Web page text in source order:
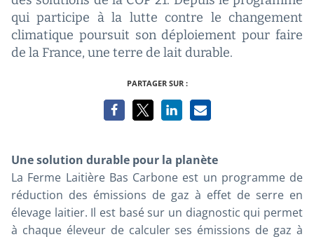
qui participe à la lutte contre le changement
climatique poursuit son déploiement pour faire
de la France, une terre de lait durable.
PARTAGER SUR :
Une solution durable pour la planète
La Ferme Laitière Bas Carbone est un programme de
réduction des émissions de gaz à effet de serre en
élevage laitier. Il est basé sur un diagnostic qui permet
à chaque éleveur de calculer ses émissions de gaz à